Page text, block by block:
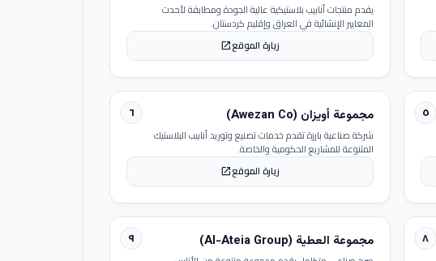
يقدم منتجات أنابيب بلاستيكية عالية الجودة ومطابقة لأحدث
المعايير الإنشائية في العراق وإقليم كردستان.
زيارة الموقعopen_in_new
٥ ٦ مجموعة أويزان (Awezan Co)
شركة صناعية بارزة تقدم خدمات تصنيع وتوريد أنابيب البلاستيك
المتنوعة للمشاريع الحكومية والخاصة.
زيارة الموقعopen_in_new
٨ ٩ مجموعة العطية (Al-Ateia Group)